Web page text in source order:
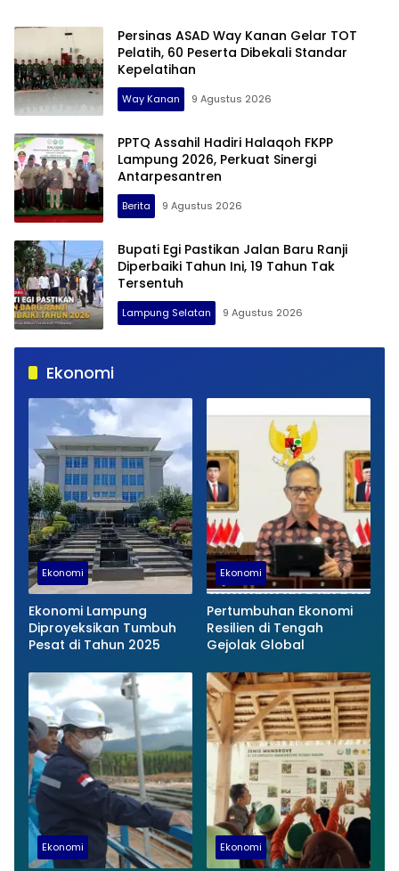
Persinas ASAD Way Kanan Gelar TOT
Pelatih, 60 Peserta Dibekali Standar
Kepelatihan
Way Kanan 9 Agustus 2026
PPTQ Assahil Hadiri Halaqoh FKPP
Lampung 2026, Perkuat Sinergi
Antarpesantren
Berita 9 Agustus 2026
Bupati Egi Pastikan Jalan Baru Ranji
Diperbaiki Tahun Ini, 19 Tahun Tak
Tersentuh
Lampung Selatan 9 Agustus 2026
Ekonomi
Ekonomi
Ekonomi Lampung
Diproyeksikan Tumbuh
Pesat di Tahun 2025
Ekonomi
Pertumbuhan Ekonomi
Resilien di Tengah
Gejolak Global
Ekonomi Ekonomi